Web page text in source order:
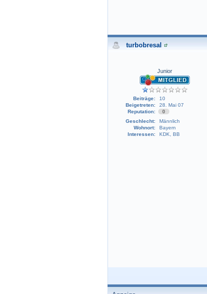
turbobresal
Junior
Beiträge:
10
Beigetreten:
28. Mai 07
Reputation:
0
Geschlecht:
Männlich
Wohnort:
Bayern
Interessen:
KDK, BB